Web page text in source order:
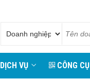
DỊCH VỤ CÔNG CỤ